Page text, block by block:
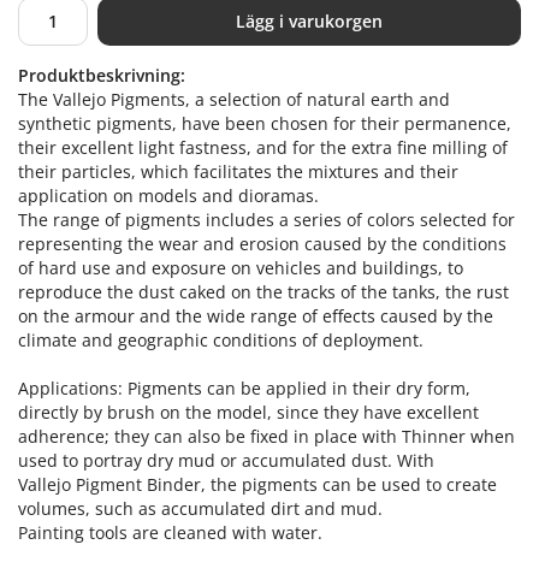
Lägg i varukorgen
Produktbeskrivning:
The Vallejo Pigments, a selection of natural earth and
synthetic pigments, have been chosen for their permanence,
their excellent light fastness, and for the extra fine milling of
their particles, which facilitates the mixtures and their
application on models and dioramas.
The range of pigments includes a series of colors selected for
representing the wear and erosion caused by the conditions
of hard use and exposure on vehicles and buildings, to
reproduce the dust caked on the tracks of the tanks, the rust
on the armour and the wide range of effects caused by the
climate and geographic conditions of deployment.
Applications: Pigments can be applied in their dry form,
directly by brush on the model, since they have excellent
adherence; they can also be fixed in place with Thinner when
used to portray dry mud or accumulated dust. With
Vallejo Pigment Binder, the pigments can be used to create
volumes, such as accumulated dirt and mud.
Painting tools are cleaned with water.